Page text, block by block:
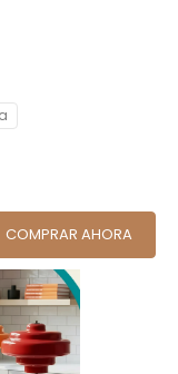
COMPRAR AHORA